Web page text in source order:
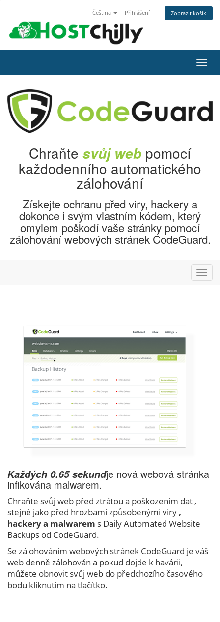
Čeština Přihlášení Zobrazit košík
Chraňte svůj web pomocí
každodenního automatického
zálohování
Získejte ochranu před viry, hackery a
dokonce i svým vlastním kódem, který
omylem poškodí vaše stránky pomocí
zálohování webových stránek CodeGuard.
Každých 0.65 sekundje nová webová stránka
infikována malwarem.
Chraňte svůj web před ztrátou a poškozením dat ,
stejně jako před hrozbami způsobenými viry ,
hackery a malwarem s Daily Automated Website
Backups od CodeGuard.
Se zálohováním webových stránek CodeGuard je váš
web denně zálohován a pokud dojde k havárii,
můžete obnovit svůj web do předchozího časového
bodu kliknutím na tlačítko.